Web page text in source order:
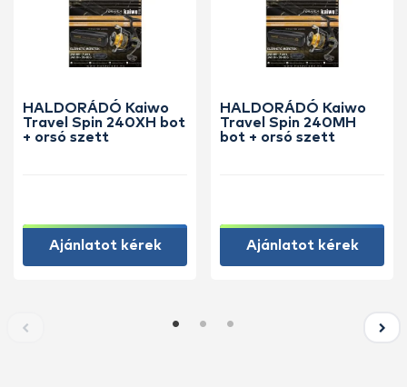
HALDORÁDÓ Kaiwo
Travel Spin 240XH bot
+ orsó szett
Ajánlatot kérek
HALDORÁDÓ Kaiwo
Travel Spin 240MH
bot + orsó szett
Ajánlatot kérek